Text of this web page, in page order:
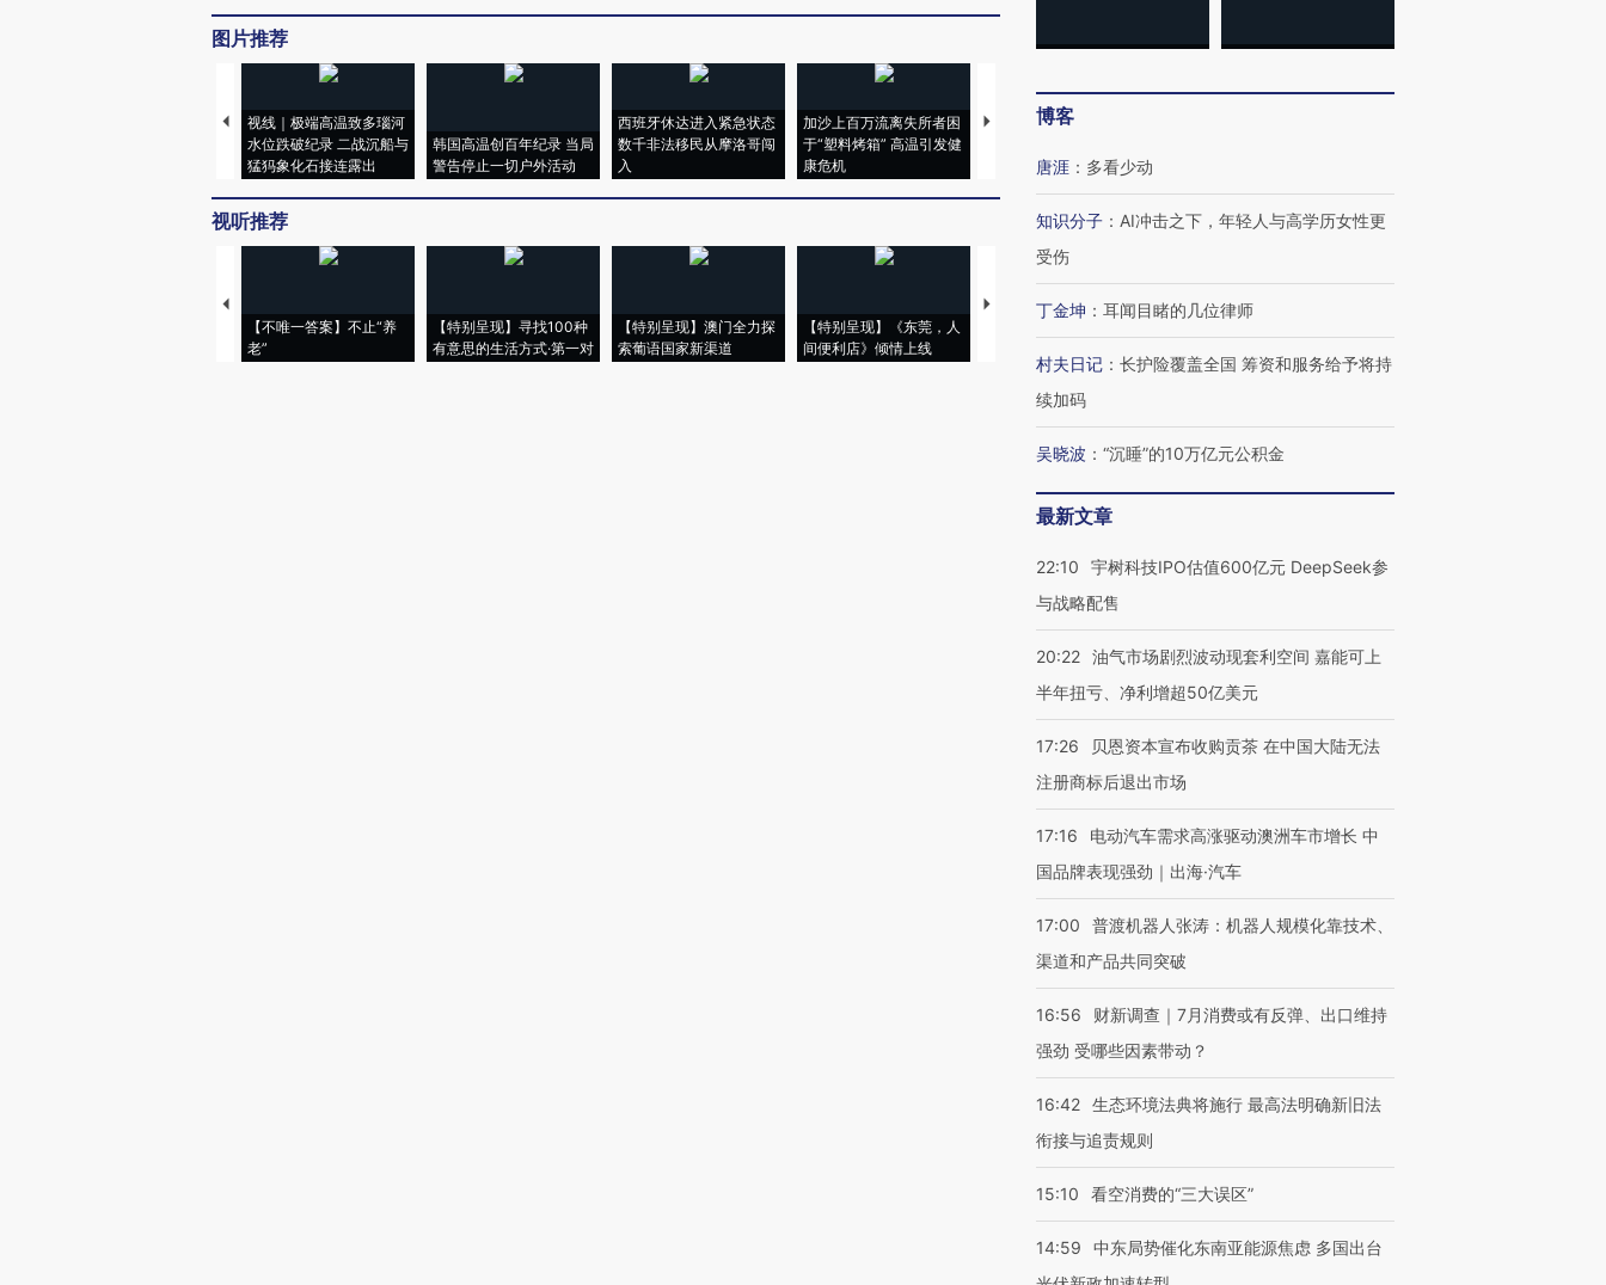
图片推荐
视线｜极端高温致多瑙河
水位跌破纪录 二战沉船与
猛犸象化石接连露出
韩国高温创百年纪录 当局
警告停止一切户外活动
西班牙休达进入紧急状态
数千非法移民从摩洛哥闯
入
加沙上百万流离失所者困
于“塑料烤箱” 高温引发健
康危机
视线｜HYROX的吸金
心“花钱找虐”？
视听推荐
【不唯一答案】不止“养
老”
【特别呈现】寻找100种
有意思的生活方式·第一对
【特别呈现】澳门全力探
索葡语国家新渠道
【特别呈现】《东莞，人
间便利店》倾情上线
【推广】走进第四届链博
博客
唐涯 ： 多看少动
知识分子 ： AI冲击之下，年轻人与高学历女性更
受伤
丁金坤 ： 耳闻目睹的几位律师
村夫日记 ： 长护险覆盖全国 筹资和服务给予将持
续加码
吴晓波 ： “沉睡”的10万亿元公积金
最新文章
22:10
宇树科技IPO估值600亿元 DeepSeek参
与战略配售
20:22 油气市场剧烈波动现套利空间 嘉能可上
半年扭亏、净利增超50亿美元
17:26
贝恩资本宣布收购贡茶 在中国大陆无法
注册商标后退出市场
17:16
电动汽车需求高涨驱动澳洲车市增长 中
国品牌表现强劲｜出海·汽车
17:00
普渡机器人张涛：机器人规模化靠技术、
渠道和产品共同突破
16:56
财新调查｜7月消费或有反弹、出口维持
强劲 受哪些因素带动？
16:42 生态环境法典将施行 最高法明确新旧法
衔接与追责规则
15:10 看空消费的“三大误区”
14:59
中东局势催化东南亚能源焦虑 多国出台